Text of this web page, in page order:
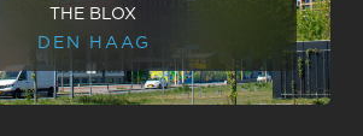
THE BLOX
DEN HAAG